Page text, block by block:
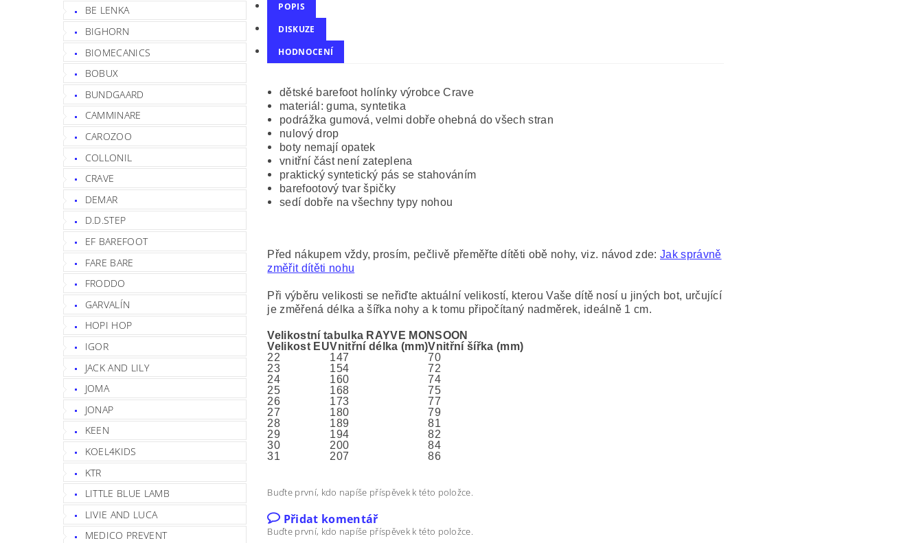
BE LENKA
BIGHORN
BIOMECANICS
BOBUX
BUNDGAARD
CAMMINARE
CAROZOO
COLLONIL
CRAVE
DEMAR
D.D.STEP
EF BAREFOOT
FARE BARE
FRODDO
GARVALÍN
HOPI HOP
IGOR
JACK AND LILY
JOMA
JONAP
KEEN
KOEL4KIDS
KTR
LITTLE BLUE LAMB
LIVIE AND LUCA
MEDICO PREVENT
POPIS
DISKUZE
HODNOCENÍ
dětské barefoot holínky výrobce Crave
materiál: guma, syntetika
podrážka gumová, velmi dobře ohebná do všech stran
nulový drop
boty nemají opatek
vnitřní část není zateplena
praktický syntetický pás se stahováním
barefootový tvar špičky
sedí dobře na všechny typy nohou
Před nákupem vždy, prosím, pečlivě přeměřte dítěti obě nohy, viz. návod zde:Jak správně
změřit dítěti nohu
Při výběru velikosti se neřiďte aktuální velikostí, kterou Vaše dítě nosí u jiných bot, určující
je změřená délka a šířka nohy a k tomu připočítaný nadměrek, ideálně 1 cm.
Velikostní tabulka RAYVE MONSOON
Velikost EUVnitřní délka (mm)Vnitřní šířka (mm)
22
147
70
23
154
72
24
160
74
25
168
75
26
173
77
27
180
79
28
189
81
29
194
82
30
200
84
31
207 86
Buďte první, kdo napíše příspěvek k této položce.
Přidat komentář
Buďte první, kdo napíše příspěvek k této položce.